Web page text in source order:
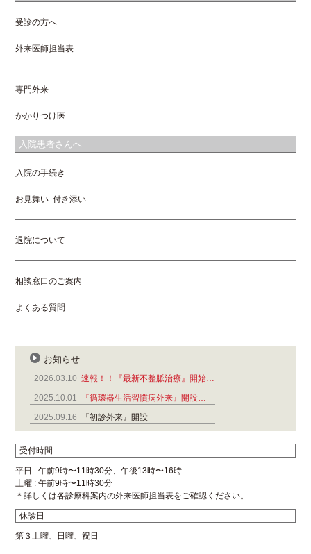
受診の方へ
外来医師担当表
専門外来
かかりつけ医
入院患者さんへ
入院の手続き
お見舞い･付き添い
退院について
相談窓口のご案内
よくある質問
お知らせ
2026.03.10 速報！！『最新不整脈治療』開始…
2025.10.01
『循環器生活習慣病外来』開設…
2025.09.16
『初診外来』開設
受付時間
平日 : 午前9時〜11時30分、午後13時〜16時
土曜 : 午前9時〜11時30分
＊詳しくは各診療科案内の外来医師担当表をご確認ください。
休診日
第３土曜、日曜、祝日